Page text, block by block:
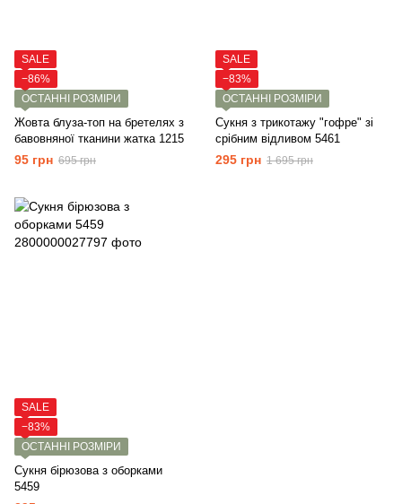
SALE
−86%
ОСТАННІ РОЗМІРИ
Жовта блуза-топ на бретелях з
бавовняної тканини жатка 1215
95 грн 695 грн
SALE
−83%
ОСТАННІ РОЗМІРИ
Сукня з трикотажу "гофре" зі
срібним відливом 5461
295 грн 1 695 грн
SALE
−83%
ОСТАННІ РОЗМІРИ
Сукня бірюзова з оборками
5459